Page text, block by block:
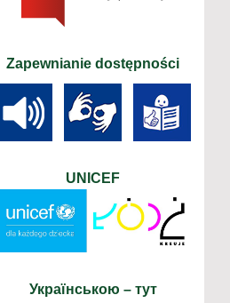
Zapewnianie dostępności
UNICEF
Українською – тут